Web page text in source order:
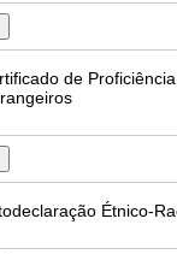
de
Étnico-